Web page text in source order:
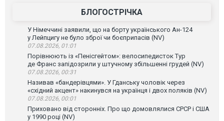
БЛОГОСТРІЧКА
У Німеччині заявили, що на борту українського Ан-124
у Лейпцигу не було зброї чи боєприпасів (NV)
07.08.2026, 01:01
Порівнюють із «Пенісгейтом»: велосипедисток Тур
де Франс запідозрили у штучному збільшенні грудей (NV)
07.08.2026, 00:31
Називав «бандерівцями». У Гданську чоловік через
«східний акцент» накинувся на українця і двох поляків (NV)
07.08.2026, 00:01
Приховано від сторонніх. Про що домовлялися СРСР і США
у 1990 році (NV)